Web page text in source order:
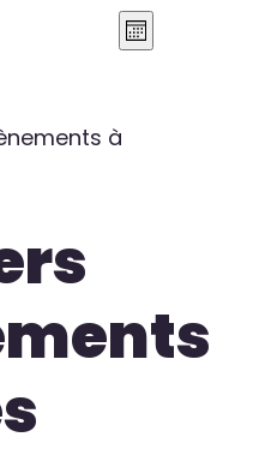
par
de
Mois
à